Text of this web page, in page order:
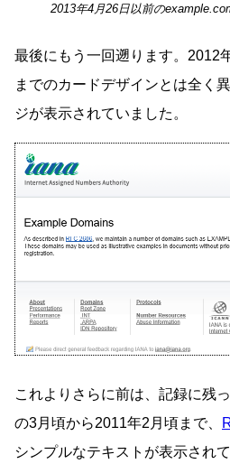
2013年4月26日以前の
最後にもう一回遡ります。2012
までのカードデザインとは全く
ジが表示されていました。
これよりさらに前は、記録に残
の3月頃から2011年2月頃まで、
シンプルなテキストが表示され